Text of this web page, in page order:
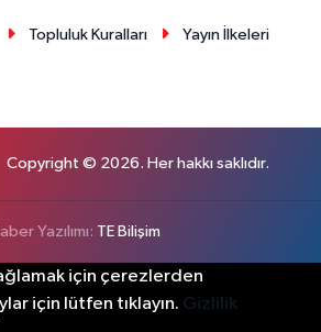
Topluluk Kuralları
Yayın İlkeleri
Copyright © 2026. Her hakkı saklıdır.
Yazılımı: TE Bilişim
için çerezlerden
için lütfen tıklayın. Gizlilik